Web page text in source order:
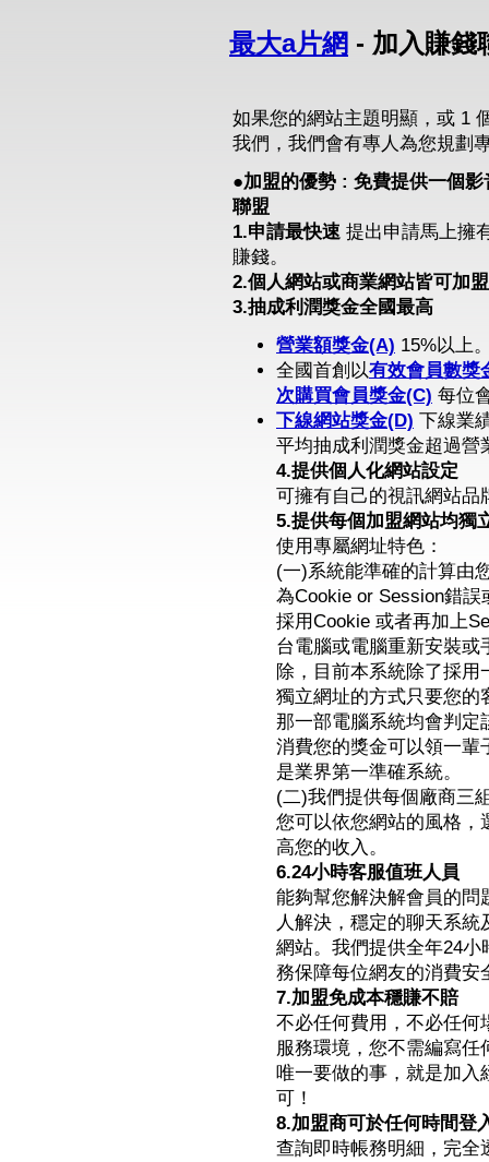
最大a片網 - 加入賺錢
如果您的網站主題明顯，或 1
我們，我們會有專人為您規劃
●加盟的優勢 : 免費提供一個
聯盟
1.申請最快速 提出申請馬上擁
賺錢。
2.個人網站或商業網站皆可加盟
3.抽成利潤獎金全國最高
營業額獎金(A) 15%以上
全國首創以有效會員數獎
次購買會員獎金(C) 每位
下線網站獎金(D) 下線業
平均抽成利潤獎金超過營
4.提供個人化網站設定
可擁有自己的視訊網站品
5.提供每個加盟網站均獨
使用專屬網址特色：
(一)系統能準確的計算由
為Cookie or Session錯
採用Cookie 或者再加上
台電腦或電腦重新安裝或
除，目前本系統除了採
獨立網址的方式只要您的
那一部電腦系統均會判定
消費您的獎金可以領一輩
是業界第一準確系統。
(二)我們提供每個廠商三
您可以依您網站的風格，
高您的收入。
6.24小時客服值班人員
能夠幫您解決解會員的問
人解決，穩定的聊天系
網站。我們提供全年24
務保障每位網友的消費安
7.加盟免成本穩賺不賠
不必任何費用，不必任何
服務環境，您不需編寫
唯一要做的事，就是加入
可！
8.加盟商可於任何時間登
查詢即時帳務明細，完全